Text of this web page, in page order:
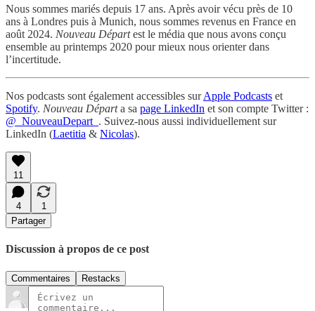
Nous sommes mariés depuis 17 ans. Après avoir vécu près de 10
ans à Londres puis à Munich, nous sommes revenus en France en
août 2024. Nouveau Départest le média que nous avons conçu
ensemble au printemps 2020 pour mieux nous orienter dans
l’incertitude.
Nos podcasts sont également accessibles surApple Podcasts et
Spotify. Nouveau Départa sa page LinkedIn et son compte Twitter :
@_NouveauDepart_ . Suivez-nous aussi individuellement sur
LinkedIn (Laetitia & Nicolas).
11
4
1
Partager
Discussion à propos de ce post
Commentaires Restacks